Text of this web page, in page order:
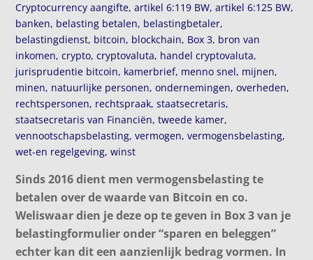
Cryptocurrency aangifte,artikel 6:119 BW,artikel 6:125 BW,
banken, belasting betalen, belastingbetaler,
belastingdienst, bitcoin, blockchain, Box 3, bron van
inkomen,crypto,cryptovaluta, handel cryptovaluta,
jurisprudentie bitcoin, kamerbrief, menno snel, mijnen,
minen, natuurlijke personen,ondernemingen,overheden,
rechtspersonen, rechtspraak,staatsecretaris,
staatsecretaris van Financiën,tweede kamer,
vennootschapsbelasting,vermogen,vermogensbelasting,
wet-en regelgeving,winst
Sinds 2016 dient men vermogensbelasting te
betalen over de waarde van Bitcoin en co.
Weliswaar dien je deze op te geven in Box 3 van je
belastingformulier onder “sparen en beleggen”
echter kan dit een aanzienlijk bedrag vormen. In